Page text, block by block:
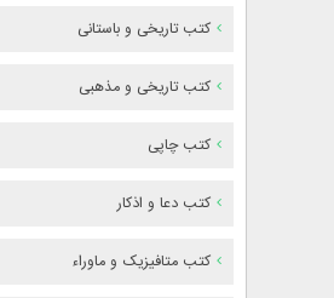
کتب تاریخی و باستانی
کتب تاریخی و مذهبی
کتب چاپی
کتب دعا و اذکار
کتب متافیزیک و ماوراء